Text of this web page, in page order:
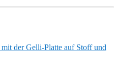
der Gelli-Platte auf Stoff und